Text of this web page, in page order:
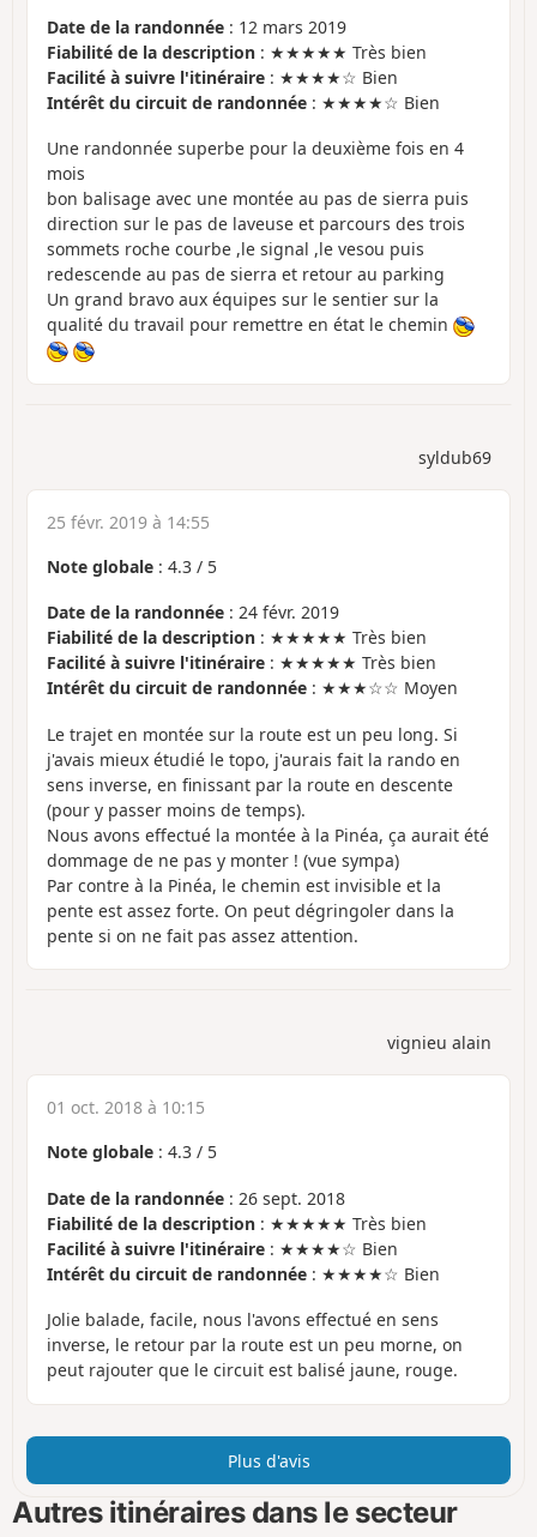
Date de la randonnée : 12 mars 2019
Fiabilité de la description : ★★★★★ Très bien
Facilité à suivre l'itinéraire : ★★★★☆ Bien
Intérêt du circuit de randonnée : ★★★★☆ Bien
Une randonnée superbe pour la deuxième fois en 4
mois
bon balisage avec une montée au pas de sierra puis
direction sur le pas de laveuse et parcours des trois
sommets roche courbe ,le signal ,le vesou puis
redescende au pas de sierra et retour au parking
Un grand bravo aux équipes sur le sentier sur la
qualité du travail pour remettre en état le chemin
syldub69
25 févr. 2019 à 14:55
Note globale : 4.3 / 5
Date de la randonnée : 24 févr. 2019
Fiabilité de la description : ★★★★★ Très bien
Facilité à suivre l'itinéraire : ★★★★★ Très bien
Intérêt du circuit de randonnée : ★★★☆☆ Moyen
Le trajet en montée sur la route est un peu long. Si
j'avais mieux étudié le topo, j'aurais fait la rando en
sens inverse, en finissant par la route en descente
(pour y passer moins de temps).
Nous avons effectué la montée à la Pinéa, ça aurait été
dommage de ne pas y monter ! (vue sympa)
Par contre à la Pinéa, le chemin est invisible et la
pente est assez forte. On peut dégringoler dans la
pente si on ne fait pas assez attention.
vignieu alain
01 oct. 2018 à 10:15
Note globale : 4.3 / 5
Date de la randonnée : 26 sept. 2018
Fiabilité de la description : ★★★★★ Très bien
Facilité à suivre l'itinéraire : ★★★★☆ Bien
Intérêt du circuit de randonnée : ★★★★☆ Bien
Jolie balade, facile, nous l'avons effectué en sens
inverse, le retour par la route est un peu morne, on
peut rajouter que le circuit est balisé jaune, rouge.
Plus d'avis
Autres itinéraires dans le secteur